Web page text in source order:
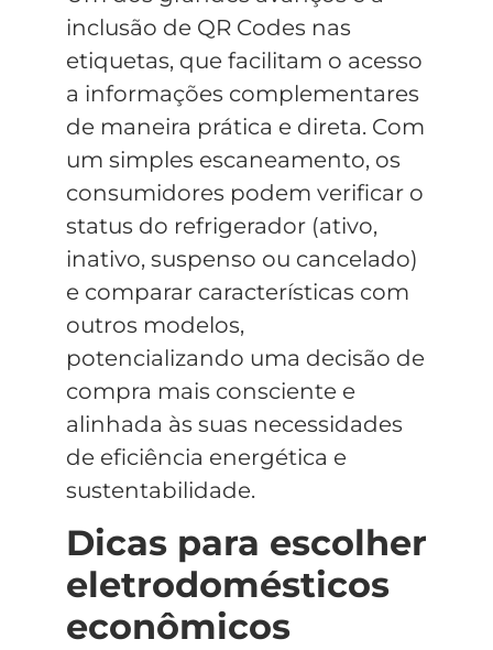
inclusão de QR Codes nas
etiquetas, que facilitam o acesso
a informações complementares
de maneira prática e direta. Com
um simples escaneamento, os
consumidores podem verificar o
status do refrigerador (ativo,
inativo, suspenso ou cancelado)
e comparar características com
outros modelos,
potencializando uma decisão de
compra mais consciente e
alinhada às suas necessidades
de eficiência energética e
sustentabilidade.
Dicas para escolher
eletrodomésticos
econômicos